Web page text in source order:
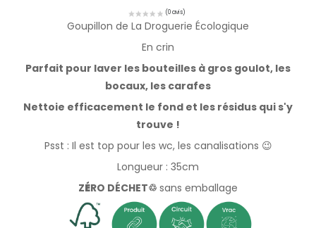
Goupillon de La Droguerie Écologique
En crin
Parfait pour laver les bouteilles à gros goulot, les
bocaux, les carafes
Nettoie efficacement le fond et les résidus qui s'y
trouve !
Psst : Il est top pour les wc, les canalisations 😉
Longueur : 35cm
ZÉRO DÉCHET♲ sans emballage